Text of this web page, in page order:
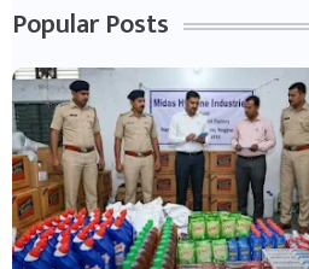
Popular Posts